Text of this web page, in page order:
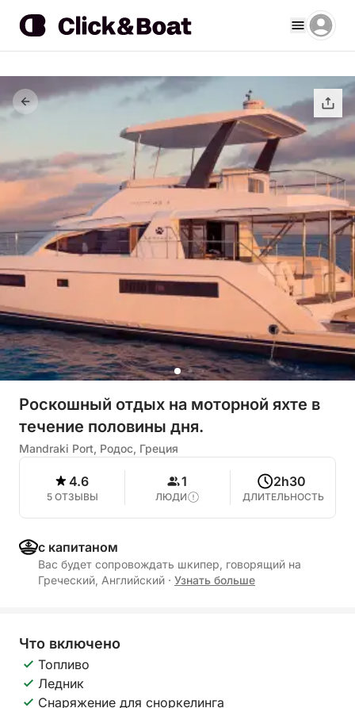
Роскошный отдых на моторной яхте в
течение половины дня.
Mandraki Port, Родос, Греция
4.6
5 ОТЗЫВЫ
1
ЛЮДИ
2h30
ДЛИТЕЛЬНОСТЬ
с капитаном
Вас будет сопровождать шкипер, говорящий на
Греческий, Английский · Узнать больше
Что включено
Топливо
Ледник
Снаряжение для сноркелинга